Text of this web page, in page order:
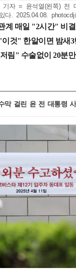
기자 = 윤석열(왼쪽) 전
다. 2025.04.08.
막 걸린 윤 전 대통령